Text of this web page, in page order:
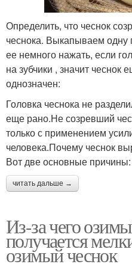
Определить, что чеснок
чеснока. Выкапываем одну
ее немного нажать, если
на зубчики , значит
однозначен:
Головка чеснока не
еще рано.Не созревший
только с применением
человека.Почему чеснок
Вот две основные причины:
читать дальше →
Из-за чего
получается
озимый чеснок